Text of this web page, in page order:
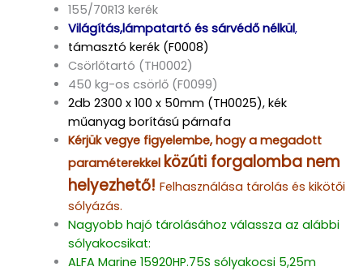
155/70R13 kerék
Világítás,lámpatartó és sárvédő nélkül,
támasztó kerék (F0008)
Csörlőtartó (TH0002)
450 kg-os csörlő (F0099)
2db 2300 x 100 x 50mm (TH0025), kék
műanyag borítású párnafa
Kérjük vegye figyelembe, hogy a megadott
paraméterekkel közúti forgalomba nem
helyezhető! Felhasználása tárolás és kikötői
sólyázás.
Nagyobb hajó tárolásához válassza az alábbi
sólyakocsikat:
ALFA Marine 15920HP.75S sólyakocsi 5,25m